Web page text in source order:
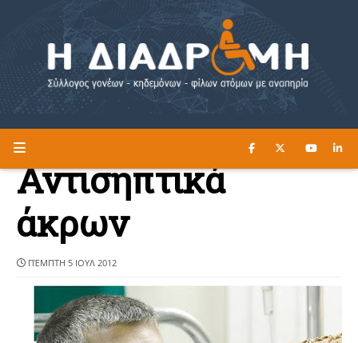
Η ΔΙΑΔΡΟΜΗ ΔΙΑΒΑΣΤΕ ΕΔΩ ►
Αντισηπτικά
άκρων
ΠΈΜΠΤΗ 5 ΙΟΥΛ 2012